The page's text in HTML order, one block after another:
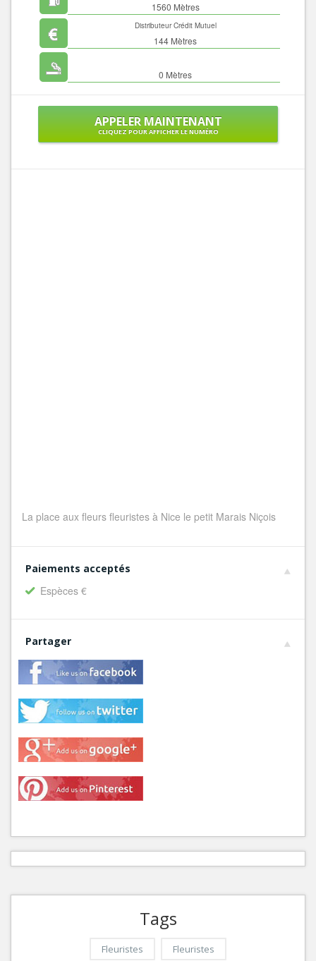
1560 Mètres
Distributeur Crédit Mutuel
144 Mètres
0 Mètres
APPELER MAINTENANT
CLIQUEZ POUR AFFICHER LE NUMÉRO
La place aux fleurs fleuristes à Nice le petit Marais Niçois
Paiements acceptés
Espèces €
Partager
Tags
Fleuristes Fleuristes